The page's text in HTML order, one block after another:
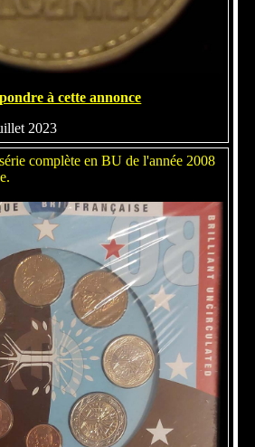
à cette annonce
2023
complète en BU de l'année 2008